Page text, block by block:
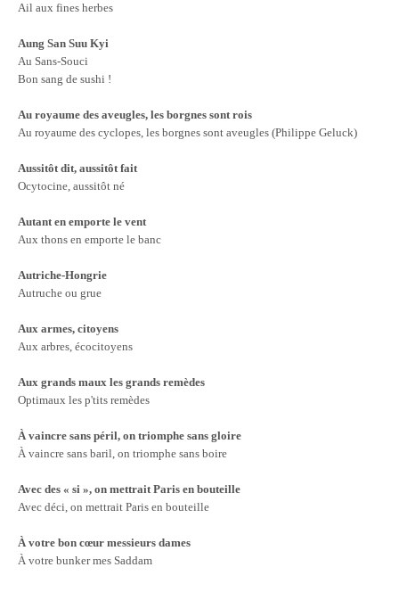
Ail aux fines herbes
Aung San Suu Kyi
Au Sans-Souci
Bon sang de sushi !
Au royaume des aveugles, les borgnes sont rois
Au royaume des cyclopes, les borgnes sont aveugles (Philippe Geluck)
Aussitôt dit, aussitôt fait
Ocytocine, aussitôt né
Autant en emporte le vent
Aux thons en emporte le banc
Autriche-Hongrie
Autruche ou grue
Aux armes, citoyens
Aux arbres, écocitoyens
Aux grands maux les grands remèdes
Optimaux les p'tits remèdes
À vaincre sans péril, on triomphe sans gloire
À vaincre sans baril, on triomphe sans boire
Avec des « si », on mettrait Paris en bouteille
Avec déci, on mettrait Paris en bouteille
À votre bon cœur messieurs dames
À votre bunker mes Saddam